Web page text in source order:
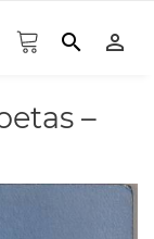
search person_outline
–